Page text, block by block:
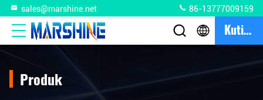
sales@marshine.net 86-13777009159
Kutipan
Produk